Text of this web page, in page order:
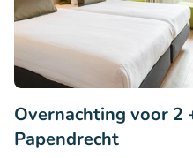
Overnachting voor 2
Papendrecht